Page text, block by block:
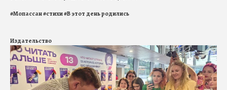
#Мопассан#стихи#В этот день родились
Издательство